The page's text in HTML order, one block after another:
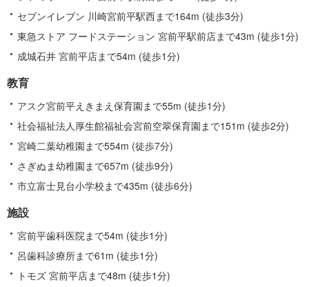
報
セブンイレブン 川崎宮前平駅西まで164m (徒歩3分)
東急ストア フードステーション 宮前平駅前店まで43m (徒歩1分)
成城石井 宮前平店まで54m (徒歩1分)
教育
アスク宮前平えきまえ保育園まで55m (徒歩1分)
社会福祉法人厚生館福祉会宮前空翠保育園まで151m (徒歩2分)
宮崎二葉幼稚園まで554m (徒歩7分)
さぎぬま幼稚園まで657m (徒歩9分)
市立富士見台小学校まで435m (徒歩6分)
施設
宮前平歯科医院まで54m (徒歩1分)
呂歯科診療所まで61m (徒歩1分)
トモズ 宮前平店まで48m (徒歩1分)